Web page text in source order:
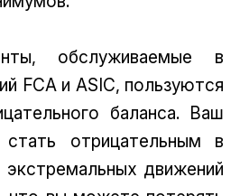
обслуживаемые в
FCA и ASIC, пользуются
баланса. Ваш
отрицательным в
экстремальных движений